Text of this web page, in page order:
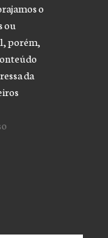
o
ou
porém,
da